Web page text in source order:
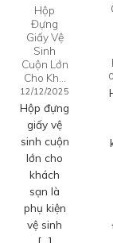
Hộp
Đựng
Giấy Vệ
Sinh
Cuộn Lớn
Cho Kh…
12/12/2025
Hộp đựng
giấy vệ
sinh cuộn
lớn cho
khách
sạn là
phụ kiện
vệ sinh